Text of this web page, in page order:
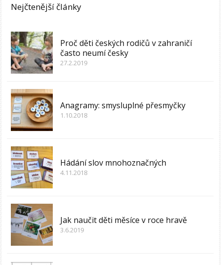
Nejčtenější články
Proč děti českých rodičů v zahraničí
často neumí česky
27.2.2019
Anagramy: smysluplné přesmyčky
1.10.2018
Hádání slov mnohoznačných
4.11.2018
Jak naučit děti měsíce v roce hravě
3.6.2019